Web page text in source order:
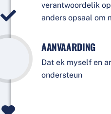
verantwoordelik
anders opsaal om
AANVAARDING
Dat ek myself en
ondersteun